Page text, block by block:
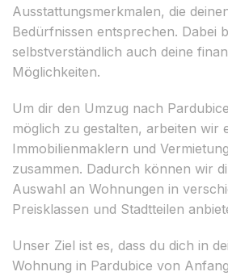
Ausstattungsmerkmalen, die
Bedürfnissen entsprechen. Dabei
selbstverständlich auch deine
Möglichkeiten.
Um dir den Umzug nach
möglich zu gestalten, arbeiten wir
Immobilienmaklern und
zusammen. Dadurch können wir
Auswahl an Wohnungen in
Preisklassen und Stadtteilen
Unser Ziel ist es, dass du dich in
Wohnung in Pardubice von